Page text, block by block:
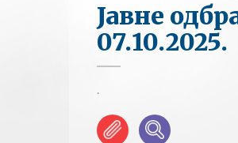
Јавне
07.10.2025.
.